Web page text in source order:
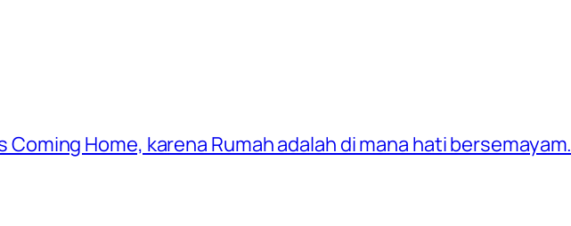
Home, karena Rumah adalah di mana hati bersemayam.